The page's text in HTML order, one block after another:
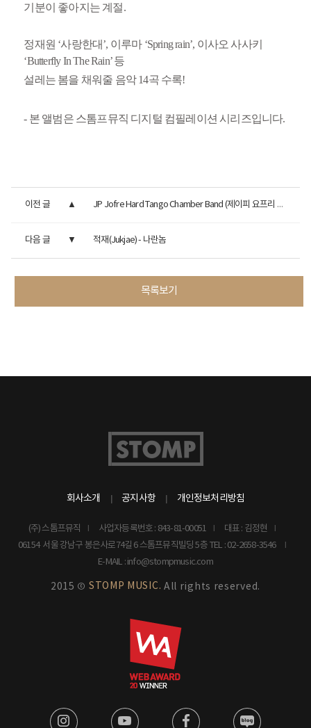
기분이 좋아지는 계절.
정재원 ‘사랑한대’, 이루마 ‘Spring rain’, 이사오 사사키
‘Butterfly In The Rain’ 등
설레는 봄을 채워줄 음악 14곡 수록!
- 본 앨범은 스톰프뮤직 디지털 컴필레이션 시리즈입니다.
이전 글 JP Jofre Hard Tango Chamber Band (제이피 요프리 하드 탱고 챔버 밴...
다음 글 적재(Jukjae) - 나란놈
목록보기
회사소개 공지사항 개인정보처리방침
(주) 스톰프뮤직 사업자등록번호 : 843-81-00051
대표 : 김정현
06154 서울 강남구 봉은사로74길 6 스톰프뮤직빌딩 5층 TEL : 02-2658-3546
E-MAIL : info@stompmusic.com
2015 © STOMP MUSIC. All rights reserved.